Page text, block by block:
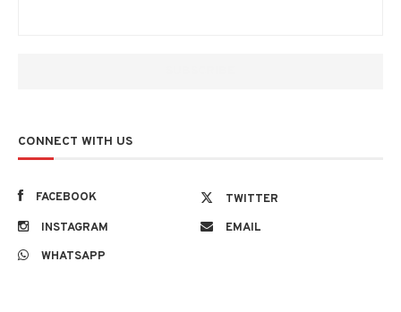
CONNECT WITH US
FACEBOOK
TWITTER
INSTAGRAM
EMAIL
WHATSAPP